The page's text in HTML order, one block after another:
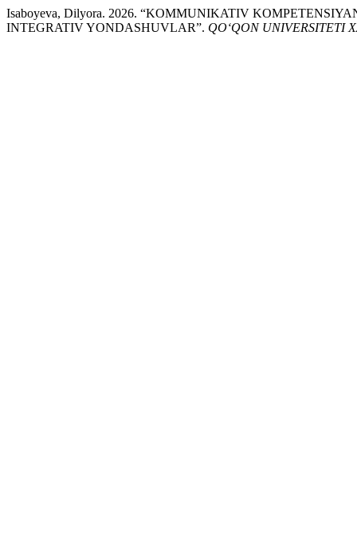
Isaboyeva, Dilyora. 2026. “KOMMUNIKATIV
INTEGRATIV YONDASHUVLAR”. QO‘QON UNIVERSITETI